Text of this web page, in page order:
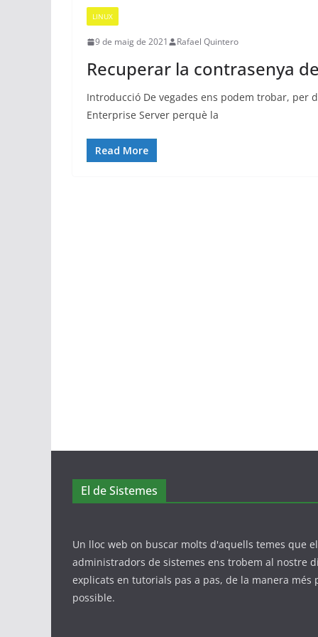
LINUX
9 de maig de 2021 Rafael Quintero
Recuperar la contrasenya
Introducció De vegades ens podem trobar, per
Enterprise Server perquè la
Read More
El de Sistemes
Un lloc web on buscar molts d'aquells temes que
administradors de sistemes ens trobem al nostre
explicats en tutorials pas a pas, de la manera més
possible.